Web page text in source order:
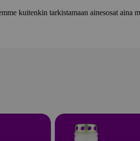
kuitenkin tarkistamaan ainesosat aina